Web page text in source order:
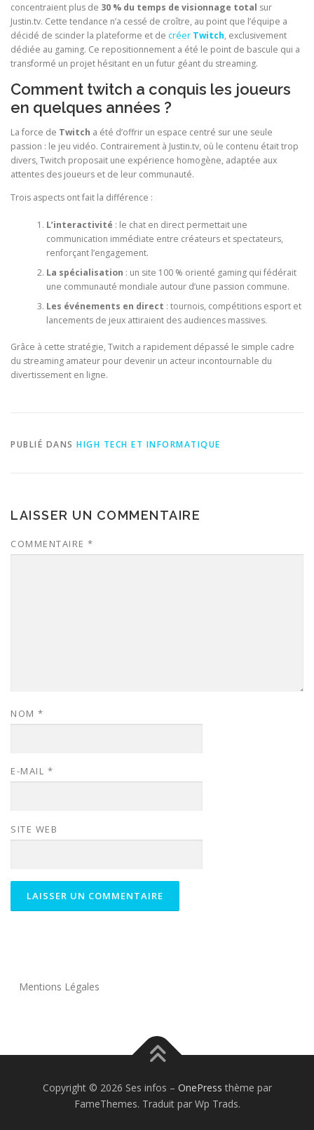
concentraient plus de 30 % du temps de visionnage total sur
Justin.tv. Cette tendance n’a cessé de croître, au point que l’équipe a
décidé de scinder la plateforme et de créer Twitch, exclusivement
dédiée au gaming. Ce repositionnement a été le point de bascule qui a
transformé un projet hésitant en un futur géant du streaming.
Comment twitch a conquis les joueurs
en quelques années ?
La force de Twitch a été d’offrir un espace centré sur une seule
passion : le jeu vidéo. Contrairement à Justin.tv, où le contenu était trop
divers, Twitch proposait une expérience homogène, adaptée aux
attentes des joueurs et de leur communauté.
Trois aspects ont fait la différence :
L’interactivité : le chat en direct permettait une
communication immédiate entre créateurs et spectateurs,
renforçant l’engagement.
La spécialisation : un site 100 % orienté gaming qui fédérait
une communauté mondiale autour d’une passion commune.
Les événements en direct : tournois, compétitions esport et
lancements de jeux attiraient des audiences massives.
Grâce à cette stratégie, Twitch a rapidement dépassé le simple cadre
du streaming amateur pour devenir un acteur incontournable du
divertissement en ligne.
PUBLIÉ DANS HIGH TECH ET INFORMATIQUE
LAISSER UN COMMENTAIRE
COMMENTAIRE *
NOM *
E-MAIL *
SITE WEB
Mentions Légales
Copyright © 2026 Ses infos – OnePress thème par
FameThemes. Traduit par Wp Trads.